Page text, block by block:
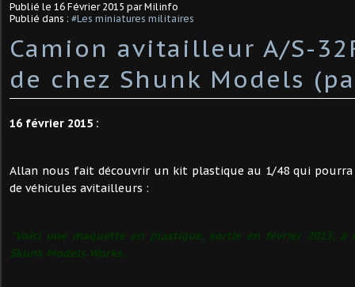
Publié le 16 Février 2015 par Milinfo
Publié dans : #Les miniatures militaires
Camion avitailleur A/S-
de chez Shunk Models
16 février 2015 :
Allan nous fait découvrir un kit plastique au 1/48 qui
de véhicules avitailleurs :
"Voici une maquette en plastique, sortie en février 2013, à
Skunk Models Works.